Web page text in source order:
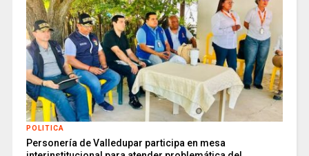
POLITICA
Personería de Valledupar participa en mesa